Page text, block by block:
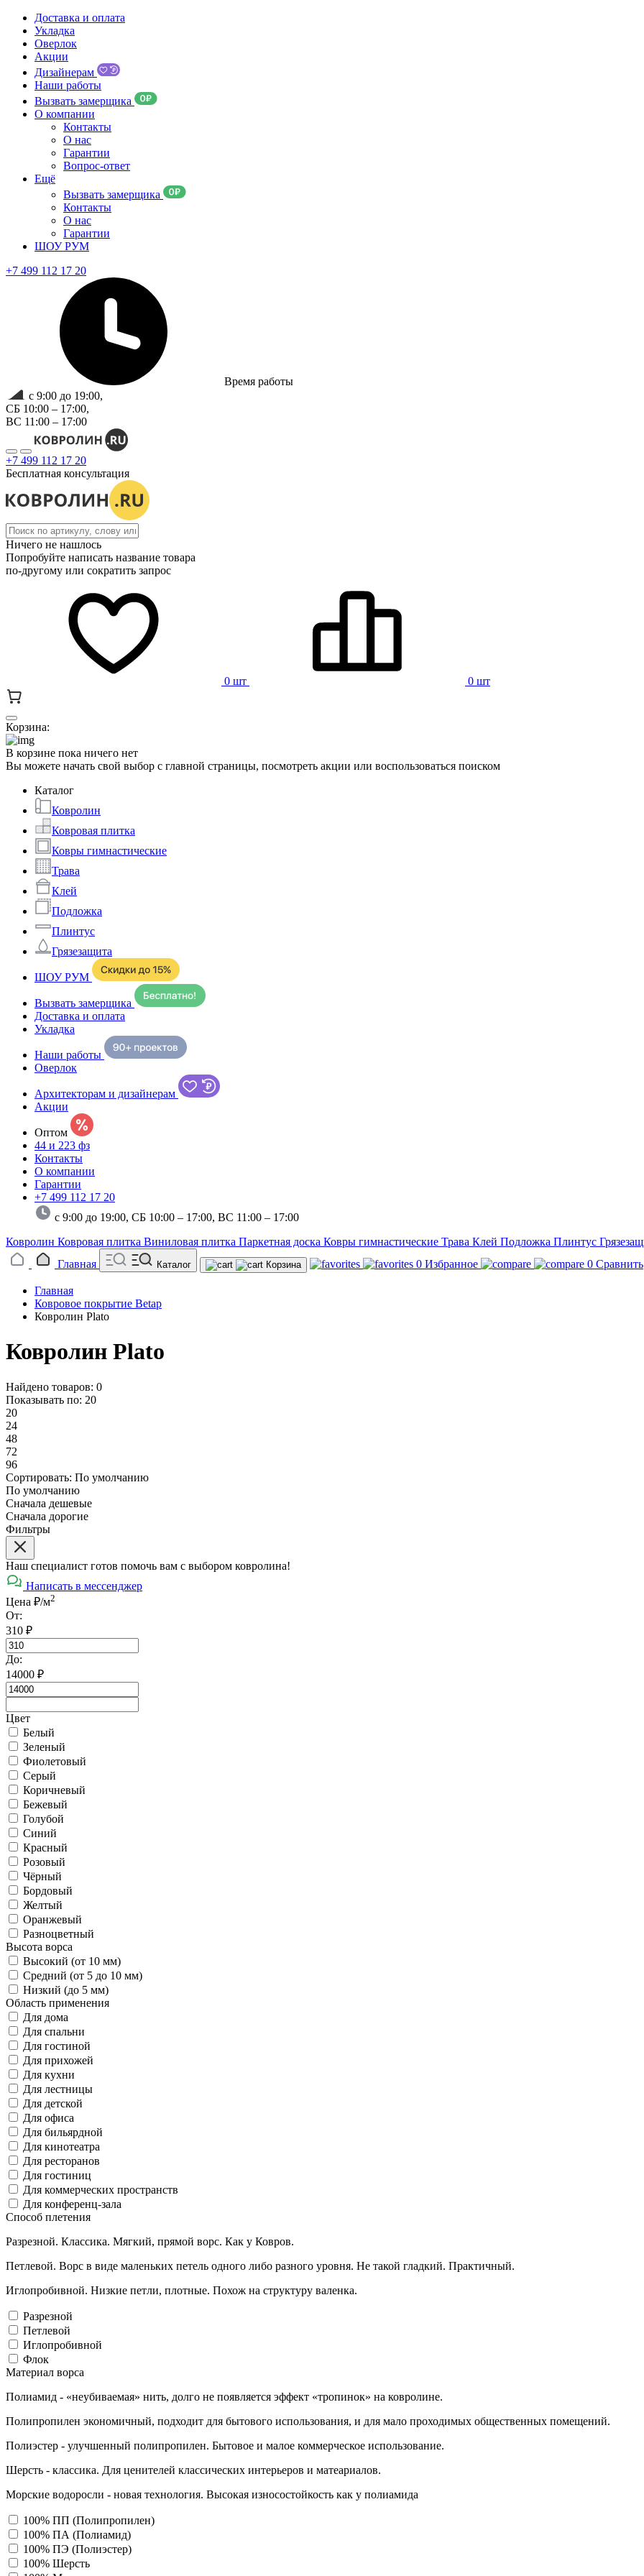
Доставка и оплата
Укладка
Оверлок
Акции
Дизайнерам
Наши работы
Вызвать замерщика
О компании
Контакты
О нас
Гарантии
Вопрос-ответ
Ещё
Вызвать замерщика
Контакты
О нас
Гарантии
ШОУ РУМ
+7 499 112 17 20
Время работы
с 9:00 до 19:00,
СБ 10:00 – 17:00,
ВС 11:00 – 17:00
+7 499 112 17 20
Бесплатная консультация
Ничего не нашлось
Попробуйте написать название товара
по-другому или сократить запрос
0 шт 0 шт
Корзина:
В корзине пока ничего нет
Вы можете начать свой выбор с главной страницы, посмотреть акции или воспользоваться поиском
Каталог
Ковролин
Ковровая плитка
Ковры гимнастические
Трава
Клей
Подложка
Плинтус
Грязезащита
ШОУ РУМ
Вызвать замерщика
Доставка и оплата
Укладка
Наши работы
Оверлок
Архитекторам и дизайнерам
Акции
Оптом
44 и 223 фз
Контакты
О компании
Гарантии
+7 499 112 17 20
с 9:00 до 19:00, СБ 10:00 – 17:00, ВС 11:00 – 17:00
Ковролин Ковровая плитка Виниловая плитка Паркетная доска Ковры гимнастические Трава Клей Подложка Плинтус
Главная
Каталог Корзина 0 Избранное 0 Сравнить
Главная
Ковровое покрытие Betap
Ковролин Plato
Ковролин Plato
Найдено товаров: 0
Показывать по: 20
20
24
48
72
96
Сортировать: По умолчанию
По умолчанию
Сначала дешевые
Сначала дорогие
Фильтры
Наш специалист готов помочь вам с выбором ковролина!
Написать в мессенджер
Цена ₽/м2
От:
310 ₽
До:
14000 ₽
Цвет
Белый
Зеленый
Фиолетовый
Серый
Коричневый
Бежевый
Голубой
Синий
Красный
Розовый
Чёрный
Бордовый
Желтый
Оранжевый
Разноцветный
Высота ворса
Высокий (от 10 мм)
Средний (от 5 до 10 мм)
Низкий (до 5 мм)
Область применения
Для дома
Для спальни
Для гостиной
Для прихожей
Для кухни
Для лестницы
Для детской
Для офиса
Для бильярдной
Для кинотеатра
Для ресторанов
Для гостиниц
Для коммерческих пространств
Для конференц-зала
Способ плетения
Разрезной. Классика. Мягкий, прямой ворс. Как у Ковров.
Петлевой. Ворс в виде маленьких петель одного либо разного уровня. Не такой гладкий. Практичный.
Иглопробивной. Низкие петли, плотные. Похож на структуру валенка.
Разрезной
Петлевой
Иглопробивной
Флок
Материал ворса
Полиамид - «неубиваемая» нить, долго не появляется эффект «тропинок» на ковролине.
Полипропилен экономичный, подходит для бытового использования, и для мало проходимых общественных помещений.
Полиэстер - улучшенный полипропилен. Бытовое и малое коммерческое использование.
Шерсть - классика. Для ценителей классических интерьеров и матеариалов.
Морские водоросли - новая технология. Высокая износостойкость как у полиамида
100% ПП (Полипропилен)
100% ПА (Полиамид)
100% ПЭ (Полиэстер)
100% Шерсть